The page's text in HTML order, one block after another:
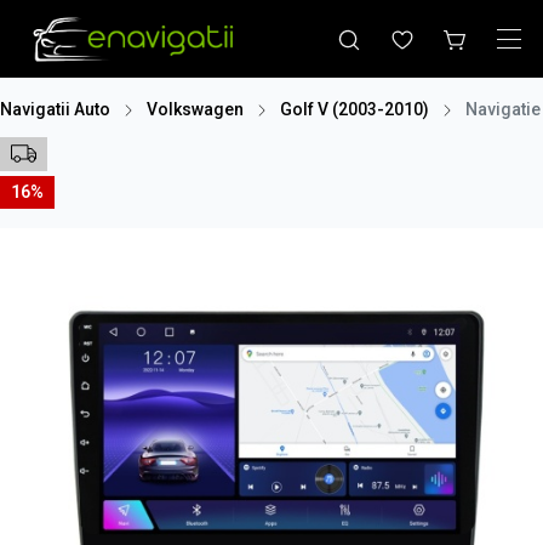
Navigatii Auto Volkswagen Golf V (2003-2010)
16%